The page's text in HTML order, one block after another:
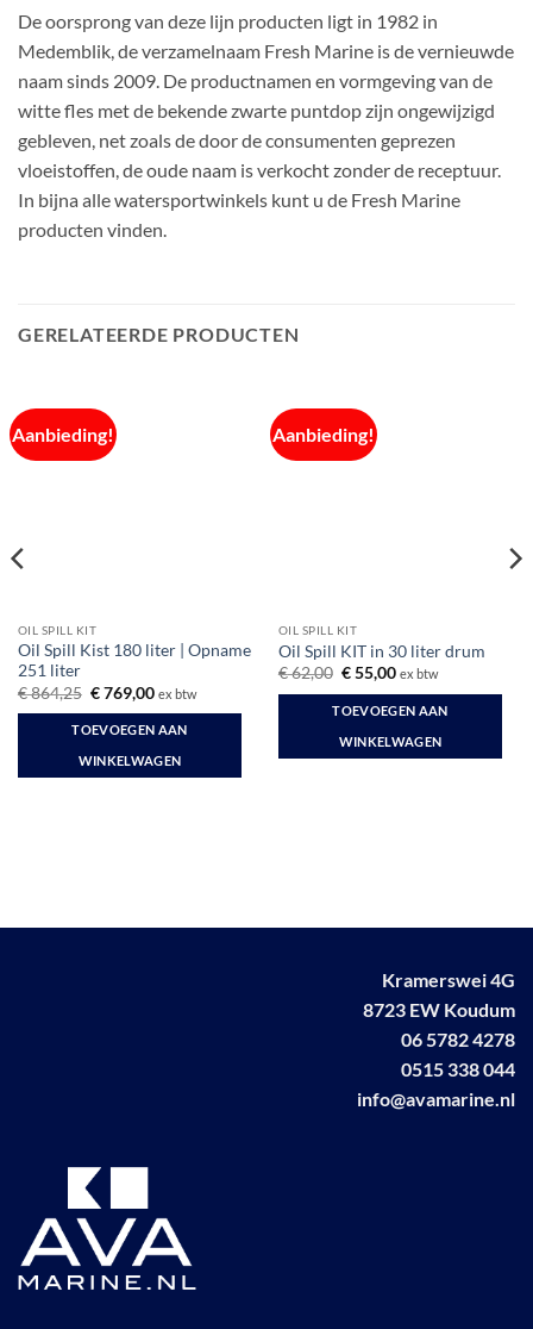
De oorsprong van deze lijn producten ligt in 1982 in
Medemblik, de verzamelnaam Fresh Marine is de vernieuwde
naam sinds 2009. De productnamen en vormgeving van de
witte fles met de bekende zwarte puntdop zijn ongewijzigd
gebleven, net zoals de door de consumenten geprezen
vloeistoffen, de oude naam is verkocht zonder de receptuur.
In bijna alle watersportwinkels kunt u de Fresh Marine
producten vinden.
GERELATEERDE PRODUCTEN
Aanbieding!
OIL SPILL KIT
Oil Spill Kist 180 liter | Opname
251 liter
€864,25 Oorspronkelijke
was:
€ 864,25.
€769,00Huidige
is:
€ 769,00.
ex btw
TOEVOEGEN AAN
WINKELWAGEN
Aanbieding!
OIL SPILL KIT
Oil Spill KIT in 30 liter drum
€62,00 Oorspronkelijke
was:
€ 62,00.
€55,00Huidige
is:
€ 55,00.
ex btw
TOEVOEGEN AAN
WINKELWAGEN
Kramerswei 4G
8723 EW Koudum
06 5782 4278
0515 338 044
info@avamarine.nl